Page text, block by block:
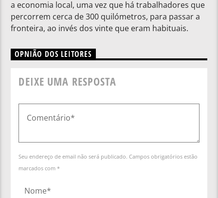
a economia local, uma vez que há trabalhadores que
percorrem cerca de 300 quilómetros, para passar a
fronteira, ao invés dos vinte que eram habituais.
OPNIÃO DOS LEITORES
DEIXE UMA RESPOSTA
Seu endereço de email não será publicado. Campos obrigatórios estão
marcados com *